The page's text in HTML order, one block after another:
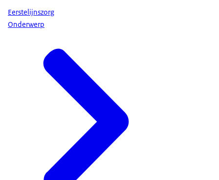
Eerstelijnszorg
Onderwerp